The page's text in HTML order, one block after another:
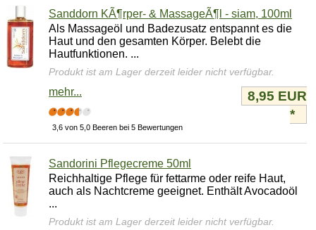
Sanddorn KÃ¶rper- & MassageÃ¶l - siam, 100ml
Als Massageöl und Badezusatz entspannt es die
Haut und den gesamten Körper. Belebt die
Hautfunktionen. ...
Produkt ist am Lager derzeit leider nicht verfügbar.
mehr...
3,6 von 5,0 Beeren bei 5 Bewertungen
8,95 EUR
*
Sandorini Pflegecreme 50ml
Reichhaltige Pflege für fettarme oder reife Haut,
auch als Nachtcreme geeignet. Enthält Avocadoöl
...
Produkt ist am Lager derzeit leider nicht verfügbar.